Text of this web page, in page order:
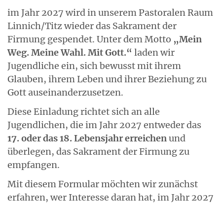
im Jahr 2027 wird in unserem Pastoralen Raum
Linnich/Titz wieder das Sakrament der
Firmung gespendet. Unter dem Motto „Mein
Weg. Meine Wahl. Mit Gott.“ laden wir
Jugendliche ein, sich bewusst mit ihrem
Glauben, ihrem Leben und ihrer Beziehung zu
Gott auseinanderzusetzen.
Diese Einladung richtet sich an alle
Jugendlichen, die im Jahr 2027 entweder das
17. oder das 18. Lebensjahr erreichenund
überlegen, das Sakrament der Firmung zu
empfangen.
Mit diesem Formular möchten wir zunächst
erfahren, wer Interesse daran hat, im Jahr 2027